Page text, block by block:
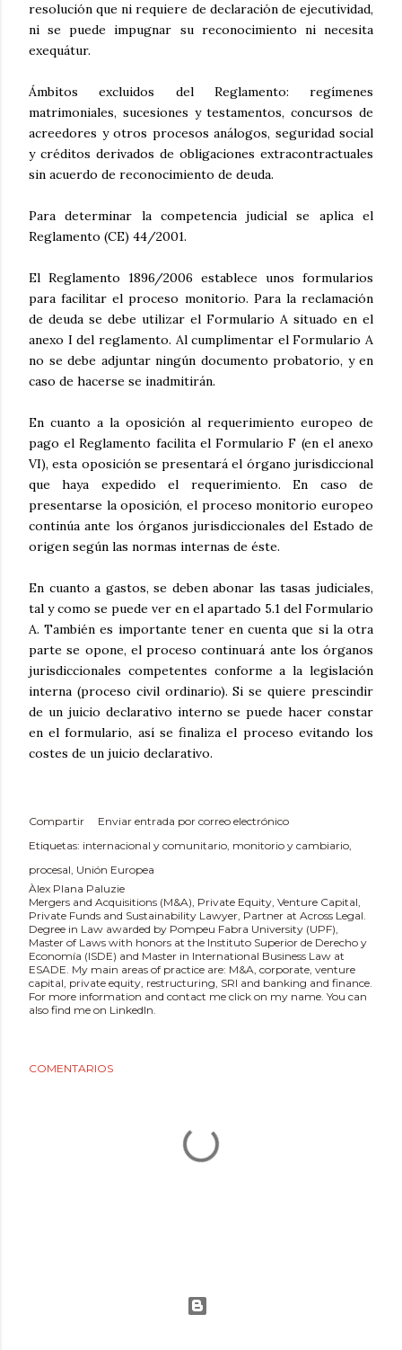
resolución que ni requiere de declaración de ejecutividad,
ni se puede impugnar su reconocimiento ni necesita
exequátur.
Ámbitos excluidos del Reglamento: regímenes
matrimoniales, sucesiones y testamentos, concursos de
acreedores y otros procesos análogos, seguridad social
y créditos derivados de obligaciones extracontractuales
sin acuerdo de reconocimiento de deuda.
Para determinar la competencia judicial se aplica el
Reglamento (CE) 44/2001.
El Reglamento 1896/2006 establece unos formularios
para facilitar el proceso monitorio. Para la reclamación
de deuda se debe utilizar el Formulario A situado en el
anexo I del reglamento. Al cumplimentar el Formulario A
no se debe adjuntar ningún documento probatorio, y en
caso de hacerse se inadmitirán.
En cuanto a la oposición al requerimiento europeo de
pago el Reglamento facilita el Formulario F (en el anexo
VI), esta oposición se presentará el órgano jurisdiccional
que haya expedido el requerimiento. En caso de
presentarse la oposición, el proceso monitorio europeo
continúa ante los órganos jurisdiccionales del Estado de
origen según las normas internas de éste.
En cuanto a gastos, se deben abonar las tasas judiciales,
tal y como se puede ver en el apartado 5.1 del Formulario
A. También es importante tener en cuenta que si la otra
parte se opone, el proceso continuará ante los órganos
jurisdiccionales competentes conforme a la legislación
interna (proceso civil ordinario). Si se quiere prescindir
de un juicio declarativo interno se puede hacer constar
en el formulario, así se finaliza el proceso evitando los
costes de un juicio declarativo.
Compartir
Enviar entrada por correo electrónico
Etiquetas: internacional y comunitario monitorio y cambiario
procesal Unión Europea
Àlex Plana Paluzie
Mergers and Acquisitions (M&A), Private Equity, Venture Capital,
Private Funds and Sustainability Lawyer, Partner at Across Legal.
Degree in Law awarded by Pompeu Fabra University (UPF),
Master of Laws with honors at the Instituto Superior de Derecho y
Economía (ISDE) and Master in International Business Law at
ESADE. My main areas of practice are: M&A, corporate, venture
capital, private equity, restructuring, SRI and banking and finance.
For more information and contact me click on my name. You can
also find me on LinkedIn.
COMENTARIOS